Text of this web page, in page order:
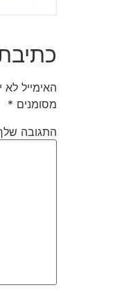
האימייל לא
מסומנים *
התגובה